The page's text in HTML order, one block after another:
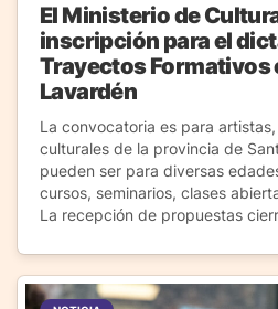
El Ministerio de
inscripción para el
Trayectos Formativos
Lavardén
La convocatoria es para
culturales de la provincia de
pueden ser para diversas
cursos, seminarios, clases
La recepción de propuestas